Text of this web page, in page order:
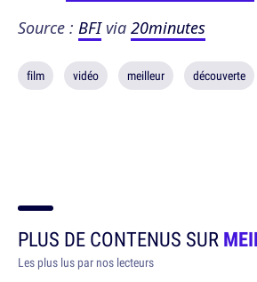
Source : BFIvia 20minutes
film vidéo meilleur découverte
PLUS DE CONTENUS SUR
Les plus lus par nos lecteurs